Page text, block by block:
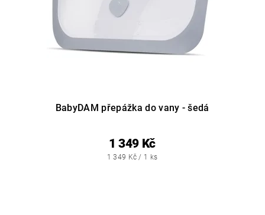
BabyDAM přepážka do vany - šedá
1 349 Kč
1 349 Kč / 1 ks